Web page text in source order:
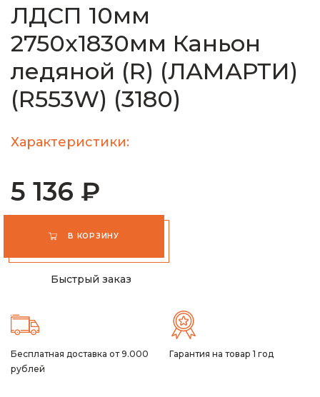
ЛДСП 10мм
2750х1830мм Каньон
ледяной (R) (ЛАМАРТИ)
(R553W) (3180)
Характеристики:
5 136 ₽
В КОРЗИНУ
Быстрый заказ
Бесплатная доставка от 9.000
рублей
Гарантия на товар 1 год